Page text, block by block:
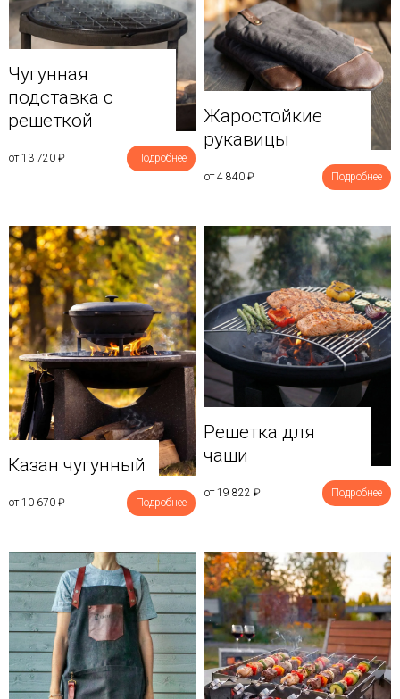
Чугунная
подставка с
решеткой
от 13 720 ₽ Подробнее
Жаростойкие
рукавицы
от 4 840 ₽ Подробнее
Казан чугунный
от 10 670 ₽ Подробнее
Решетка для
чаши
от 19 822 ₽ Подробнее